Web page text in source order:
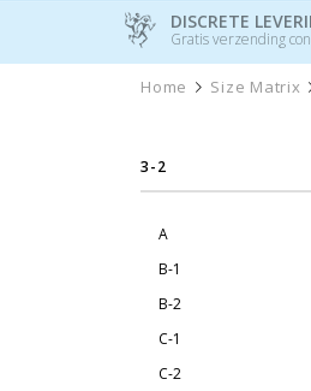
DISCRETE
Gratis verzending
Home Size Matrix
3-2
A
B-1
B-2
C-1
C-2